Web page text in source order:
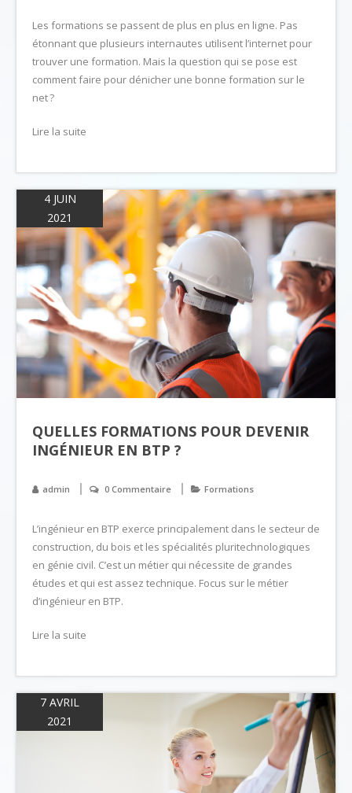
Les formations se passent de plus en plus en ligne. Pas
étonnant que plusieurs internautes utilisent l’internet pour
trouver une formation. Mais la question qui se pose est
comment faire pour dénicher une bonne formation sur le
net ?
Lire la suite
4 JUIN
2021
QUELLES FORMATIONS POUR DEVENIR
INGÉNIEUR EN BTP ?
admin 0 Commentaire Formations
L’ingénieur en BTP exerce principalement dans le secteur de
construction, du bois et les spécialités pluritechnologiques
en génie civil. C’est un métier qui nécessite de grandes
études et qui est assez technique. Focus sur le métier
d’ingénieur en BTP.
Lire la suite
7 AVRIL
2021